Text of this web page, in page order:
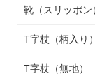
靴（スリッポン
T字杖（柄入り）
T字杖（無地）